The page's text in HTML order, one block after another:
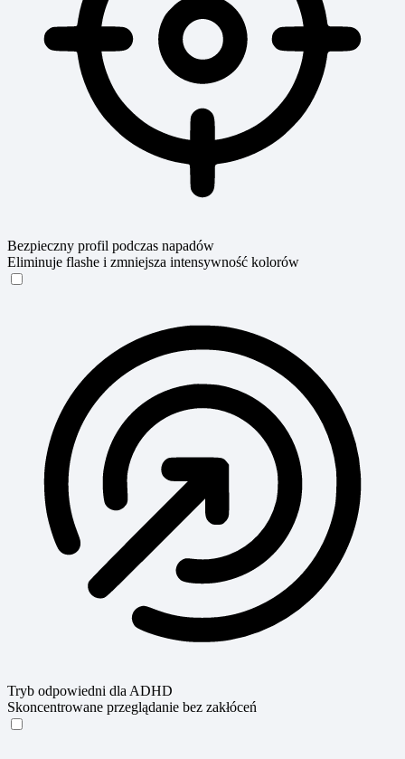
Bezpieczny profil podczas napadów
Eliminuje flashe i zmniejsza intensywność kolorów
Tryb odpowiedni dla ADHD
Skoncentrowane przeglądanie bez zakłóceń